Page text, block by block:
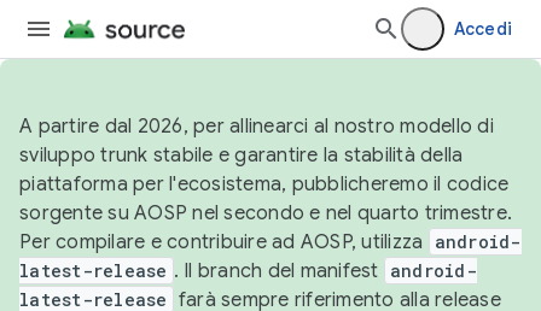
Accedi
A partire dal 2026, per allinearci al nostro modello di
sviluppo trunk stabile e garantire la stabilità della
piattaforma per l'ecosistema, pubblicheremo il codice
sorgente su AOSP nel secondo e nel quarto trimestre.
Per compilare e contribuire ad AOSP, utilizza
android-
latest-release . Il branch del manifest android-
latest-release farà sempre riferimento alla release